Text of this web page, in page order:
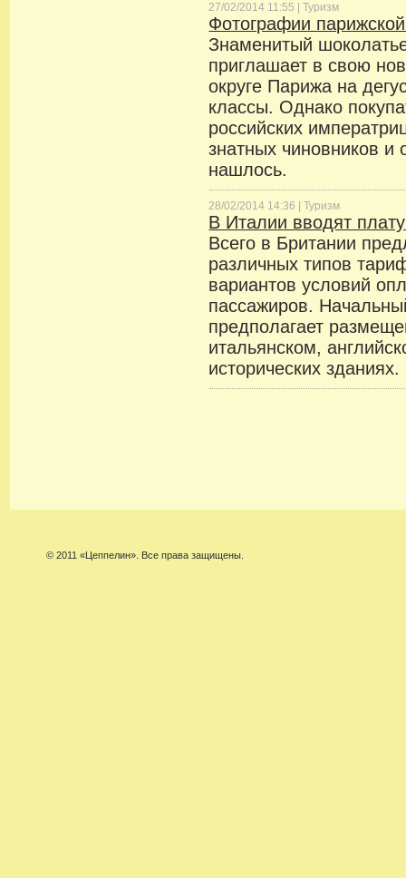
27/02/2014 11:55 |Туризм
Фотографии
Знаменитый
приглашает в свою
округе Парижа на
классы. Однако
российских
знатных чиновников и
нашлось.
28/02/2014 14:36 |Туризм
В Италии вводят
Всего в Британии
различных типов
вариантов условий
пассажиров.
предполагает
итальянском,
исторических зданиях.
© 2011 «Цеппелин». Все права защищены.